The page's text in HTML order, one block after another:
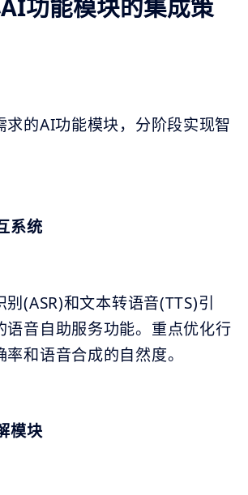
功能模块的集成策
求的AI功能模块，分阶段实现智
系统
(ASR)和文本转语音(TTS)引
语音自助服务功能。重点优化行
和语音合成的自然度。
模块